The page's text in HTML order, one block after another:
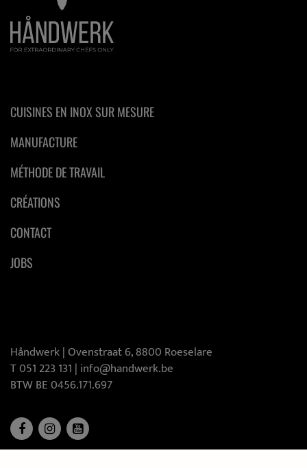
CUISINES EN INOX SUR MESURE
MANUFACTURE
MÉTHODE DE TRAVAIL
CRÉATIONS
CONTACT
JOBS
Håndwerk |Ovenstraat 6, 8800 Roeselare
T 051 223 131 | info@handwerk.be
BTW BE 0456.171.697